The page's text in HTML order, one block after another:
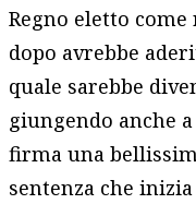
Regno eletto
dopo avrebbe
quale sarebbe
giungendo anche
firma una
sentenza che inizia